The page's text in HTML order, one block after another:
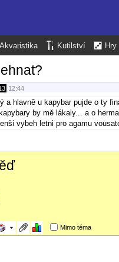
Akvaristika Kutilství Hry
12:44
a hlavně u kapybar pujde o ty
by mě lákaly... a o
vybeh letni pro agamu
Mimo téma